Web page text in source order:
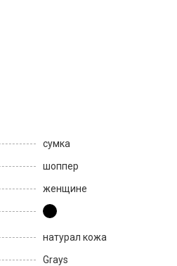
сумка
шоппер
женщине
натурал кожа
Grays